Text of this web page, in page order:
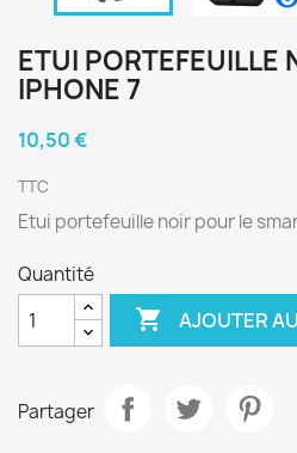
ETUI PORTEFEUILLE
IPHONE 7
10,50 €
TTC
Etui portefeuille noir pour le
Quantité
 AJOUTER
Partager